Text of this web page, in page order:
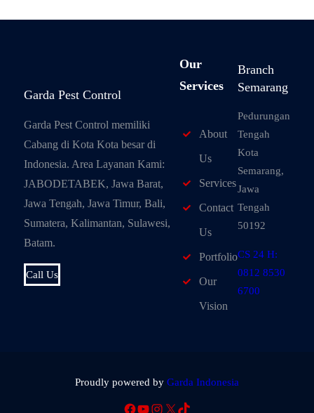
Garda Pest Control
Garda Pest Control memiliki
Cabang di Kota Kota besar di
Indonesia. Area Layanan Kami:
JABODETABEK, Jawa Barat,
Jawa Tengah, Jawa Timur, Bali,
Sumatera, Kalimantan, Sulawesi,
Batam.
Call Us
Our
Services
About
Us
Services
Contact
Us
Portfolio
Our
Vision
Branch
Semarang
Pedurungan
Tengah
Kota
Semarang,
Jawa
Tengah
50192
CS 24 H:
0812 8530
6700
Proudly powered by Garda Indonesia
Facebook
YouTube
Instagram
X TikTok